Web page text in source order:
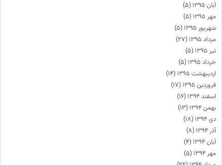
آبان ۱۳۹۵
(۵)
مهر ۱۳۹۵
(۵)
شهریور ۱۳۹۵
(۵)
مرداد ۱۳۹۵
(۲۷)
تیر ۱۳۹۵
(۵)
خرداد ۱۳۹۵
(۵)
اردیبهشت ۱۳۹۵
(۱۴)
فروردین ۱۳۹۵
(۱۷)
اسفند ۱۳۹۴
(۱۶)
بهمن ۱۳۹۴
(۱۳)
دی ۱۳۹۴
(۱۸)
آذر ۱۳۹۴
(۸)
آبان ۱۳۹۴
(۴)
مهر ۱۳۹۴
(۵)